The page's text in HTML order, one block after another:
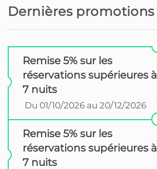
Dernières promotions
Remise 5% sur les
réservations supérieures à
7 nuits
Du 01/10/2026 au 20/12/2026
Remise 5% sur les
réservations supérieures à
7 nuits